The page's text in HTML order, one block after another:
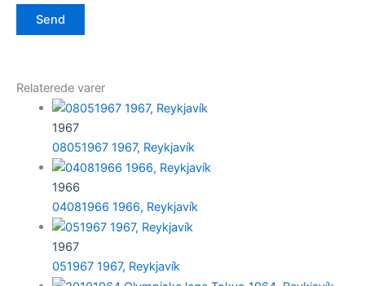
Relaterede varer
1967
08051967 1967, Reykjavík
1966
04081966 1966, Reykjavík
1967
051967 1967, Reykjavík